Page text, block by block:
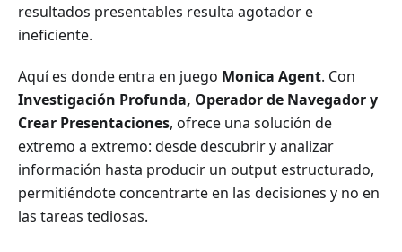
resultados presentables resulta agotador e
ineficiente.
Aquí es donde entra en juego Monica Agent. Con
Investigación Profunda, Operador de Navegador y
Crear Presentaciones, ofrece una solución de
extremo a extremo: desde descubrir y analizar
información hasta producir un output estructurado,
permitiéndote concentrarte en las decisiones y no en
las tareas tediosas.